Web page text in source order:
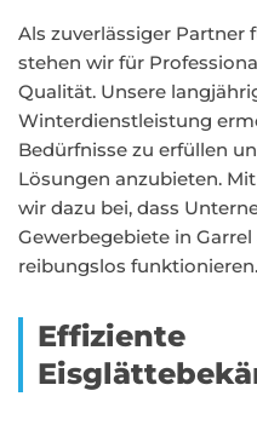
Als zuverlässiger Partner
stehen wir für
Qualität. Unsere
Winterdienstleistung
Bedürfnisse zu erfüllen
Lösungen anzubieten.
wir dazu bei, dass
Gewerbegebiete in
reibungslos funktionieren.
Effiziente